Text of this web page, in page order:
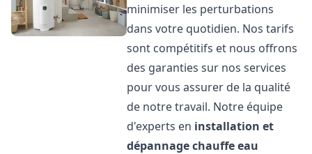
minimiser les perturbations
dans votre quotidien. Nos tarifs
sont compétitifs et nous offrons
des garanties sur nos services
pour vous assurer de la qualité
de notre travail. Notre équipe
d'experts en installation et
dépannage chauffe eau